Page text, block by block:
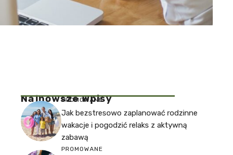
Najnowsze Wpisy
PROMOWANE
Jak bezstresowo zaplanować rodzinne
wakacje i pogodzić relaks z aktywną
zabawą
PROMOWANE